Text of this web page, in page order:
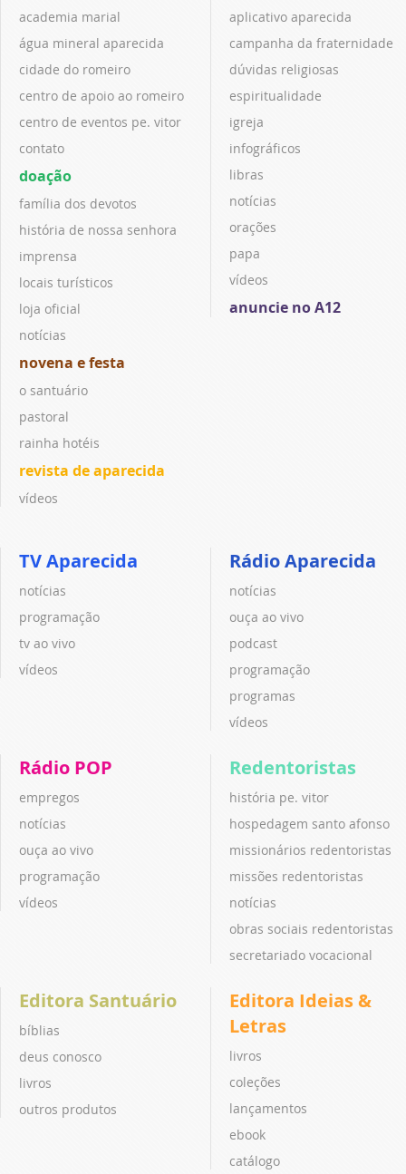
academia marial
água mineral aparecida
cidade do romeiro
centro de apoio ao romeiro
centro de eventos pe. vitor
contato
doação
família dos devotos
história de nossa senhora
imprensa
locais turísticos
loja oficial
notícias
novena e festa
o santuário
pastoral
rainha hotéis
revista de aparecida
vídeos
aplicativo aparecida
campanha da fraternidade
dúvidas religiosas
espiritualidade
igreja
infográficos
libras
notícias
orações
papa
vídeos
anuncie no A12
TV Aparecida
notícias
programação
tv ao vivo
vídeos
Rádio Aparecida
notícias
ouça ao vivo
podcast
programação
programas
vídeos
Rádio POP
empregos
notícias
ouça ao vivo
programação
vídeos
Redentoristas
história pe. vitor
hospedagem santo afonso
missionários redentoristas
missões redentoristas
notícias
obras sociais redentoristas
secretariado vocacional
Editora Santuário
bíblias
deus conosco
livros
outros produtos
Editora Ideias &
Letras
livros
coleções
lançamentos
ebook
catálogo